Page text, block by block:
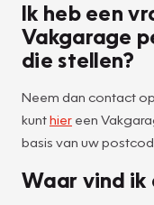
Ik heb een
Vakgarage
die stellen?
Neem dan contact
kunthier een
basis van uw
Waar vind ik